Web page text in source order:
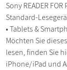
Sony READER
Standard-
• Tablets &
Möchten Sie
lesen, finden Sie
iPhone/iPad und